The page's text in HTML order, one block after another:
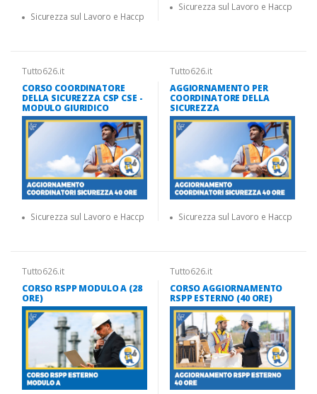
Sicurezza sul Lavoro e Haccp
Sicurezza sul Lavoro e Haccp
Tutto626.it
CORSO COORDINATORE
DELLA SICUREZZA CSP CSE -
MODULO GIURIDICO
Sicurezza sul Lavoro e Haccp
Tutto626.it
AGGIORNAMENTO PER
COORDINATORE DELLA
SICUREZZA
Sicurezza sul Lavoro e Haccp
Tutto626.it
CORSO RSPP MODULO A (28
ORE)
Tutto626.it
CORSO AGGIORNAMENTO
RSPP ESTERNO (40 ORE)